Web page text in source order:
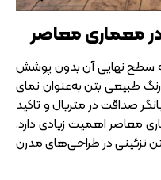
معماری معاصر
سطح نهایی آن بدون پوشش
طبیعی بتن به‌عنوان نمای
صداقت در متریال و تاکید
معاصر اهمیت زیادی دارد.
بتن تزئینی در طراحی‌های مدرن